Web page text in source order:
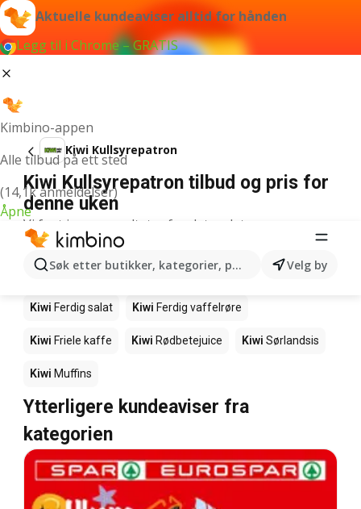
Aktuelle kundeaviser alltid for hånden
Legg til i Chrome – GRATIS
Kimbino-appen
Alle tilbud på ett sted
(14,1k anmeldelser)
Åpne
Søk etter butikker, kategorier, produkter...Velg by
Kiwi Kullsyrepatron
Kiwi Kullsyrepatron tilbud og pris for
denne uken
Vi fant ingen resultater for det ordet.
Andre produkter i butikkene Kiwi
Kiwi Makrell i tomat
Kiwi Ferdig salat Kiwi Ferdig vaffelrøre
Kiwi Friele kaffe Kiwi Rødbetejuice Kiwi Sørlandsis
Kiwi Muffins
Ytterligere kundeaviser fra
kategorien